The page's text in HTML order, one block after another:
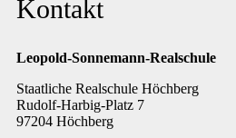
Kontakt
Leopold-Sonnemann-Realschule
Staatliche Realschule Höchberg
Rudolf-Harbig-Platz 7
97204 Höchberg